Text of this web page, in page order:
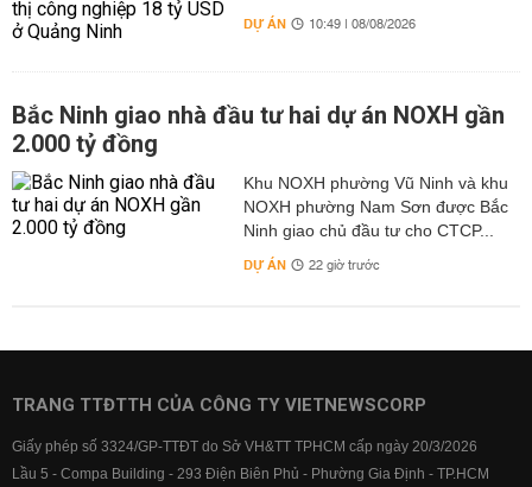
DỰ ÁN 10:49 | 08/08/2026
Bắc Ninh giao nhà đầu tư hai dự án NOXH gần
2.000 tỷ đồng
Khu NOXH phường Vũ Ninh và khu
NOXH phường Nam Sơn được Bắc
Ninh giao chủ đầu tư cho CTCP...
DỰ ÁN 22 giờ trước
TRANG TTĐTTH CỦA CÔNG TY VIETNEWSCORP
Giấy phép số 3324/GP-TTĐT do Sở VH&TT TPHCM cấp ngày 20/3/2026
Lầu 5 - Compa Building - 293 Điện Biên Phủ - Phường Gia Định - TP.HCM